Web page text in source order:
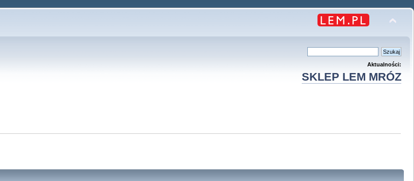
Aktualności:
SKLEP LEM MRÓZ